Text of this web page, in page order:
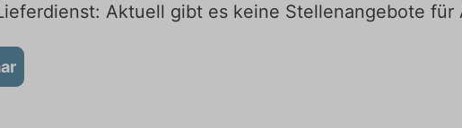
Aktuell gibt es keine Stellenangebote für